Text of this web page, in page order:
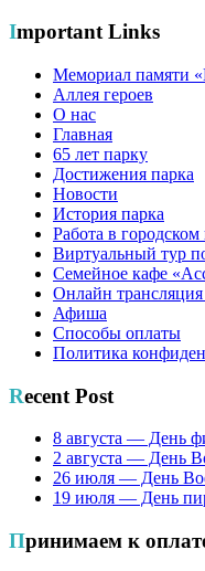
Important Links
Мемориал памяти
Аллея героев
О нас
Главная
65 лет парку
Достижения парка
Новости
История парка
Работа в городском
Виртуальный тур
Семейное кафе
Онлайн трансляция
Афиша
Способы оплаты
Политика
Recent Post
8 августа — День
2 августа — День
26 июля — День
19 июля — День
Принимаем к